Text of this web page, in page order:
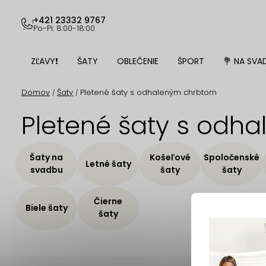
obsah
+421 23332 9767
Po-Pi: 8:00-18:00
ZĽAVY❗ ŠATY OBLEČENIE ŠPORT 💐 NA
Domov / Šaty / Pletené šaty s odhaleným chrbtom
Pletené šaty s
Šaty na
svadbu
Letné šaty
Košeľové
šaty
Spoločenské
šaty
Biele šaty
Čierne
šaty